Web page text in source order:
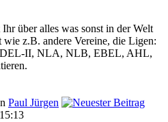
über alles was sonst in der Welt
z.B. andere Vereine, die Ligen:
II, NLA, NLB, EBEL, AHL,
Paul Jürgen